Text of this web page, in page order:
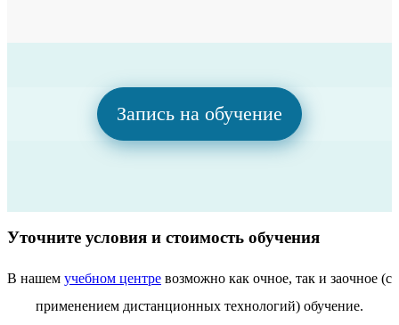
Запись на обучение
Уточните условия и стоимость обучения
В нашем учебном центре возможно как очное, так и заочное (с
применением дистанционных технологий) обучение.